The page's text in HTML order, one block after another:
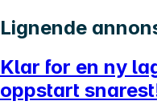
Lignende
Klar for en ny
oppstart